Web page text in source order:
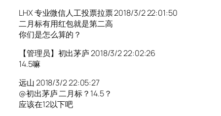
LHX 专业微信人工投票拉票 2018/3/2 22:01:50
二月标有用红包就是第二高
你们是怎么算的？
【管理员】初出茅庐 2018/3/2 22:02:26
14.5嘛
远山 2018/3/2 22:05:27
@初出茅庐 二月标？14.5？
应该在12以下吧